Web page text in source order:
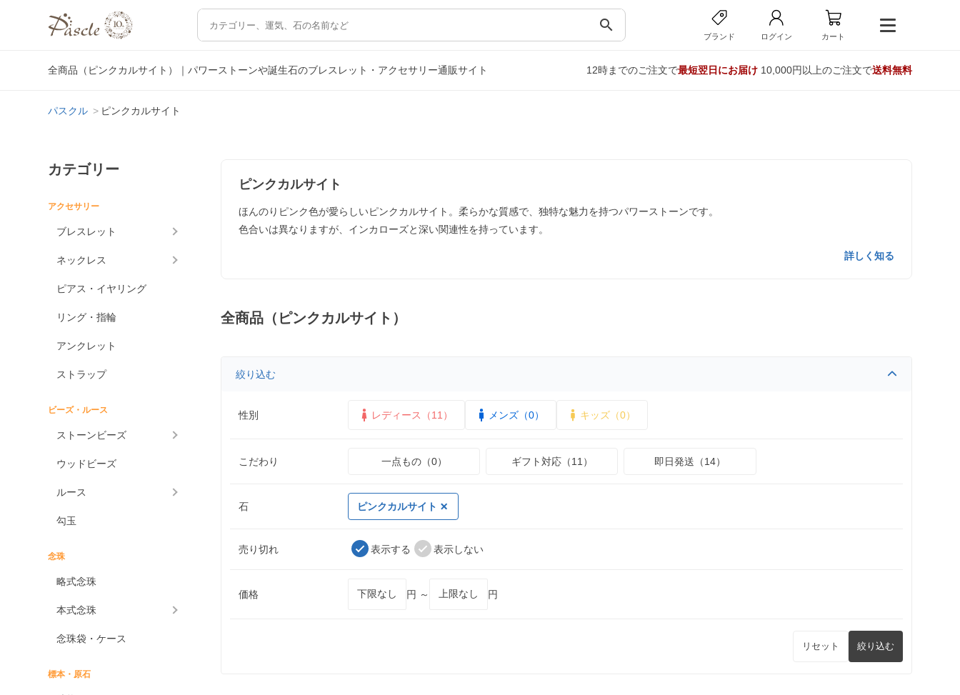
search
ブランド ログイン カート
全商品（ピンクカルサイト）｜パワーストーンや誕生石のブレスレット・アクセサリー通販サイト 12時までのご注文で最短翌日にお届け10,000円以上のご注文で送料無料
パスクル ピンクカルサイト
カテゴリー
アクセサリー
ブレスレット
ネックレス
ピアス・イヤリング
リング・指輪
アンクレット
ストラップ
ビーズ・ルース
ストーンビーズ
ウッドビーズ
ルース
勾玉
念珠
略式念珠
本式念珠
念珠袋・ケース
標本・原石
ピンクカルサイト
ほんのりピンク色が愛らしいピンクカルサイト。柔らかな質感で、独特な魅力を持つパワーストーンです。
色合いは異なりますが、インカローズと深い関連性を持っています。
詳しく知る
全商品（ピンクカルサイト）
絞り込む
性別 レディース（11） メンズ（0） キッズ（0）
こだわり 一点もの（0） ギフト対応（11） 即日発送（14）
石 ピンクカルサイト
売り切れ 表示する 表示しない
価格 円 ～ 円
リセット 絞り込む